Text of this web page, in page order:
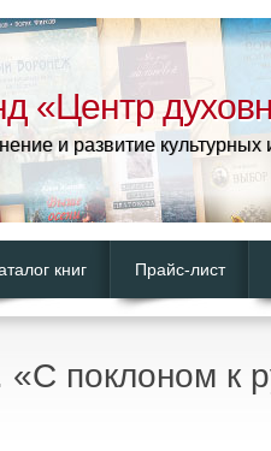
«Центр
и развитие
книг Прайс-лист
поклоном к